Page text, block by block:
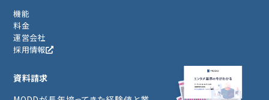
機能
料金
運営会社
採用情報
資料請求